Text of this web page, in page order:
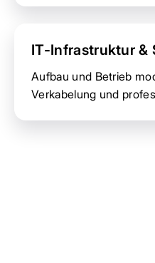
IT-Infrastruktur &
Aufbau und Betrieb
Verkabelung und